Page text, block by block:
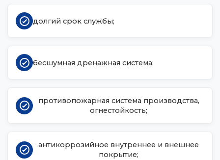
долгий срок службы;
бесшумная дренажная система;
противопожарная система производства,
огнестойкость;
антикоррозийное внутреннее и внешнее
покрытие;